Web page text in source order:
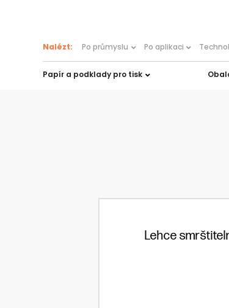
Papír a podklady pro tisk
Nalézt: Po průmyslu Po aplikaci
Lehce